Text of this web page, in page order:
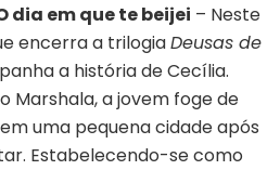
dia em que te beijei – Neste
encerra a trilogiaDeusas de
a história de Cecília.
Marshala, a jovem foge de
uma pequena cidade após
Estabelecendo-se como